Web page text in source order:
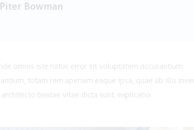
Piter Bowman
omnis iste natus error sit voluptatem accusantium
totam rem aperiam eaque ipsa, quae ab illo
beatae vitae dicta sunt, explicabo.